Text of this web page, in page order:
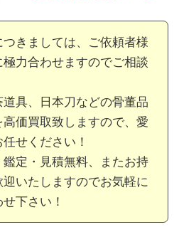
つきましては、ご依頼者様
力合わせますのでご相談
具、日本刀などの骨董品
価買取致しますので、愛
せください！
鑑定・見積無料、またお持
迎いたしますのでお気軽に
下さい！